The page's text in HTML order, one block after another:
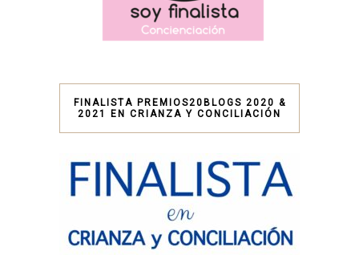
FINALISTA PREMIOS20BLOGS 2020 &
2021 EN CRIANZA Y CONCILIACIÓN